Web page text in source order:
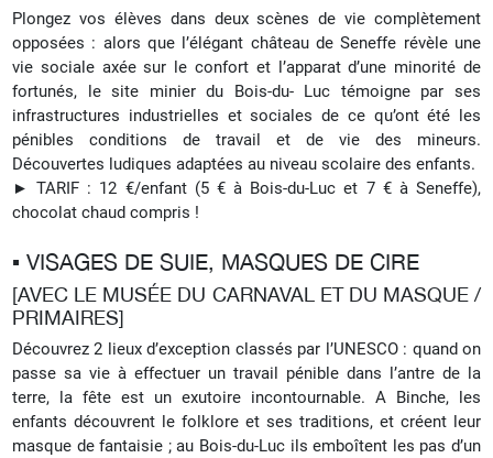
Plongez vos élèves dans deux scènes de vie complètement
opposées : alors que l’élégant château de Seneffe révèle une
vie sociale axée sur le confort et l’apparat d’une minorité de
fortunés, le site minier du Bois-du- Luc témoigne par ses
infrastructures industrielles et sociales de ce qu’ont été les
pénibles conditions de travail et de vie des mineurs.
Découvertes ludiques adaptées au niveau scolaire des enfants.
► TARIF : 12 €/enfant (5 € à Bois-du-Luc et 7 € à Seneffe),
chocolat chaud compris !
▪︎ VISAGES DE SUIE, MASQUES DE CIRE
[AVEC LE MUSÉE DU CARNAVAL ET DU MASQUE /
PRIMAIRES]
Découvrez 2 lieux d’exception classés par l’UNESCO : quand on
passe sa vie à effectuer un travail pénible dans l’antre de la
terre, la fête est un exutoire incontournable. A Binche, les
enfants découvrent le folklore et ses traditions, et créent leur
masque de fantaisie ; au Bois-du-Luc ils emboîtent les pas d’un